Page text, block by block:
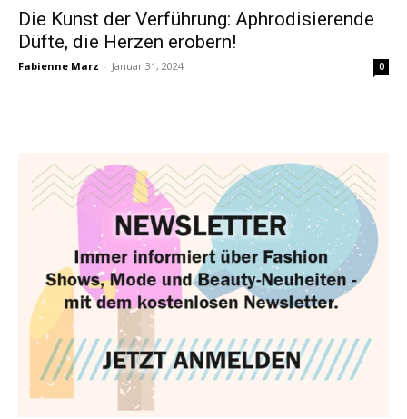
Die Kunst der Verführung: Aphrodisierende
Düfte, die Herzen erobern!
Fabienne Marz - Januar 31, 2024 0